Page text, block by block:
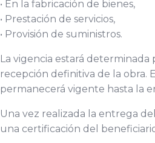
• En la fabricación de bienes,
• Prestación de servicios,
• Provisión de suministros.
La vigencia estará
recepción definitiva de la obra.
permanecerá vigente hasta la
Una vez realizada la entrega
una certificación del